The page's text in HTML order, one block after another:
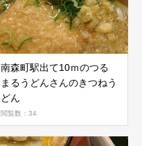
南森町駅出て10ｍのつる
まるうどんさんのきつねう
どん
閲覧数：34